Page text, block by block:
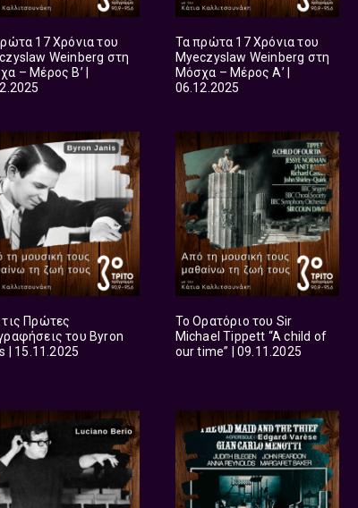
17 Χρόνια του
Weinberg στη
– Μέρος Β’ |
Τα πρώτα 17 Χρόνια του
Myeczyslaw Weinberg στη
Μόσχα – Μέρος Α’ |
06.12.2025
Πρώτες
του Byron
| 15.11.2025
Το Ορατόριο του Sir
Michael Tippett “A child of
our time” | 09.11.2025